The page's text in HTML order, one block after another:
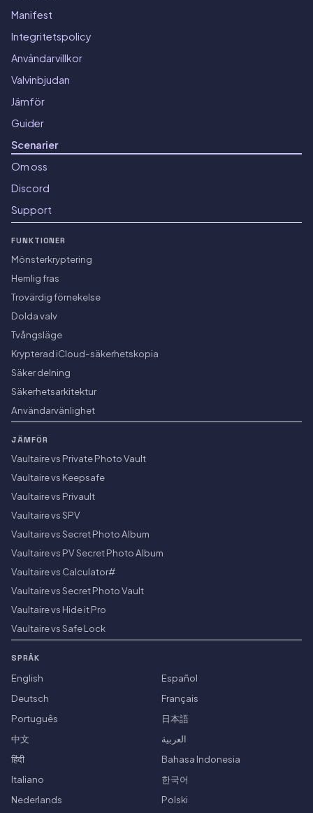
Manifest
Integritetspolicy
Användarvillkor
Valvinbjudan
Jämför
Guider
Scenarier
Om oss
Discord
Support
FUNKTIONER
Mönsterkryptering
Hemlig fras
Trovärdig förnekelse
Dolda valv
Tvångsläge
Krypterad iCloud-säkerhetskopia
Säker delning
Säkerhetsarkitektur
Användarvänlighet
JÄMFÖR
Vaultaire vs Private Photo Vault
Vaultaire vs Keepsafe
Vaultaire vs Privault
Vaultaire vs SPV
Vaultaire vs Secret Photo Album
Vaultaire vs PV Secret Photo Album
Vaultaire vs Calculator#
Vaultaire vs Secret Photo Vault
Vaultaire vs Hide it Pro
Vaultaire vs Safe Lock
SPRÅK
English
Español
Deutsch
Français
Português
日本語
中文
العربية
हिंदी
Bahasa Indonesia
Italiano
한국어
Nederlands
Polski